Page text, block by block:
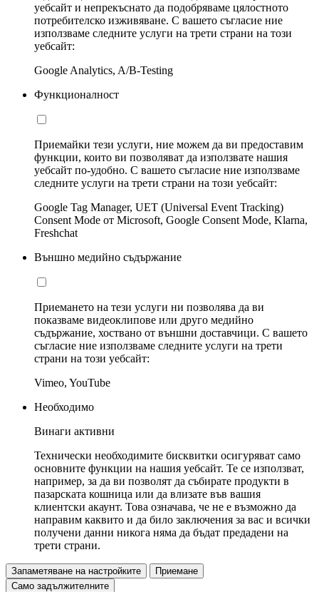
уебсайт и непрекъснато да подобряваме цялостното
потребителско изживяване. С вашето съгласие ние
използваме следните услуги на трети страни на този
уебсайт:
Google Analytics, A/B-Testing
Функционалност
Приемайки тези услуги, ние можем да ви предоставим
функции, които ви позволяват да използвате нашия
уебсайт по-удобно. С вашето съгласие ние използваме
следните услуги на трети страни на този уебсайт:
Google Tag Manager, UET (Universal Event Tracking)
Consent Mode от Microsoft, Google Consent Mode, Klarna,
Freshchat
Външно медийно съдържание
Приемането на тези услуги ни позволява да ви
показваме видеоклипове или друго медийно
съдържание, хоствано от външни доставчици. С вашето
съгласие ние използваме следните услуги на трети
страни на този уебсайт:
Vimeo, YouTube
Необходимо
Винаги активни
Технически необходимите бисквитки осигуряват само
основните функции на нашия уебсайт. Те се използват,
например, за да ви позволят да събирате продукти в
пазарската кошница или да влизате във вашия
клиентски акаунт. Това означава, че не е възможно да
направим каквито и да било заключения за вас и всички
получени данни никога няма да бъдат предадени на
трети страни.
Запаметяване на настройките
Приемане
Само задължителните